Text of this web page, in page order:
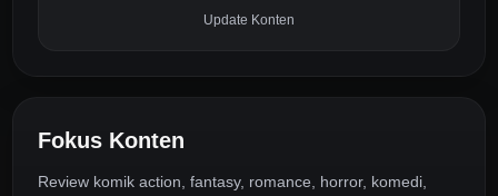
Update Konten
Fokus Konten
Review komik action, fantasy, romance, horror, komedi,